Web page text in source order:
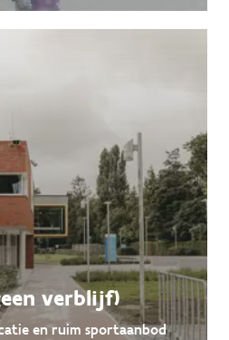
verblijf)
en ruim sportaanbod